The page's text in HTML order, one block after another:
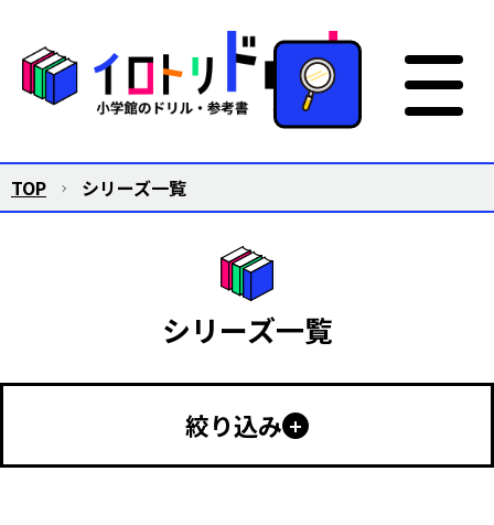
TOP シリーズ一覧
シリーズ一覧
絞り込み